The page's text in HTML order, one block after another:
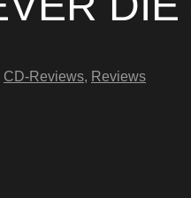
CD-Reviews, Reviews